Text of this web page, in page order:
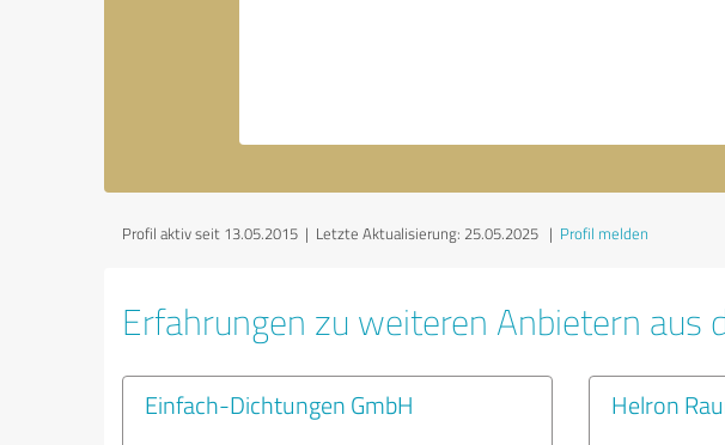
Profil aktiv seit 13.05.2015 | Letzte Aktualisierung: 25.05.2025 | Profil melden
Erfahrungen zu weiteren Anbietern aus
Einfach-Dichtungen GmbH Helron